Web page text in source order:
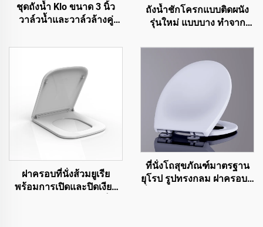
ชุดถังน้ำ Klo ขนาด 3 นิ้ว
วาล์วน้ำและวาล์วล้างคู่
ด้วยราคาคุณภาพสูงแต่
ถังน้ำชักโครกแบบติดผนัง
รุ่นใหม่ แบบบาง ทำจาก
ฝาครอบที่นั่งส้วมยูเรีย
พร้อมการเปิดและปิดเงียบ
ที่นั่งโถสุขภัณฑ์มาตรฐาน
ยุโรป รูปทรงกลม ฝาครอบที่